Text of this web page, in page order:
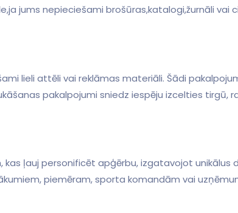
jums⁣ nepieciešami brošūras,katalogi,žurnāli vai
lieli attēli vai reklāmas‍ materiāli. Šādi
pakalpojumi sniedz ​iespēju izcelties ⁤tirgū,
‌ļauj personificēt apģērbu, izgatavojot unikālus
piemēram, sporta komandām⁤ vai